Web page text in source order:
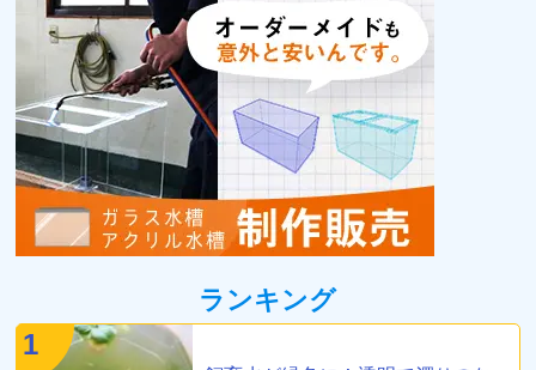
ランキング
1